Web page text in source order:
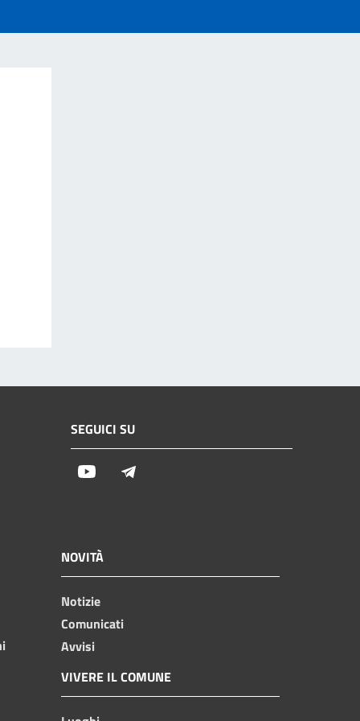
SEGUICI SU
Youtube
NOVITÀ
Notizie
Comunicati
Avvisi
VIVERE IL COMUNE